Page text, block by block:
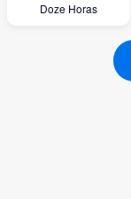
Doze Horas